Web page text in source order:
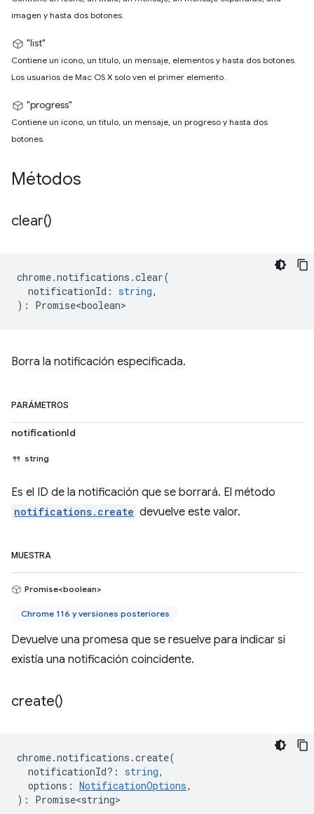
imagen y hasta dos botones.
"list"
Contiene un ícono, un título, un mensaje, elementos y hasta dos botones.
Los usuarios de Mac OS X solo ven el primer elemento.
"progress"
Contiene un ícono, un título, un mensaje, un progreso y hasta dos
botones.
Métodos
clear()
chrome.notifications .clear(
notificationId : string,
) : Promise<boolean>
Borra la notificación especificada.
PARÁMETROS
notificationId
string
Es el ID de la notificación que se borrará. El método
notifications.create devuelve este valor.
MUESTRA
Promise<boolean>
Chrome 116 y versiones posteriores
Devuelve una promesa que se resuelve para indicar si
existía una notificación coincidente.
create()
chrome.notifications .create(
notificationId? : string,
options : NotificationOptions,
) : Promise<string>